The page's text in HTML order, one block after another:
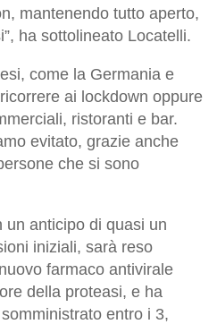
mantenendo tutto aperto,
ha sottolineato Locatelli.
come la Germania e
ai lockdown oppure
ristoranti e bar.
evitato, grazie anche
che si sono
un anticipo di quasi un
iniziali, sarà reso
farmaco antivirale
della proteasi, e ha
somministrato entro i 3,